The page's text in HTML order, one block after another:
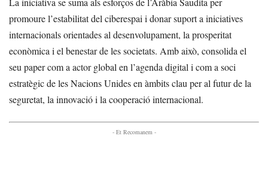
promoure l’estabilitat del ciberespai i donar suport a iniciatives
internacionals orientades al desenvolupament, la prosperitat
econòmica i el benestar de les societats. Amb això, consolida el
seu paper com a actor global en l’agenda digital i com a soci
estratègic de les Nacions Unides en àmbits clau per al futur de la
seguretat, la innovació i la cooperació internacional.
- Et Recomanem -